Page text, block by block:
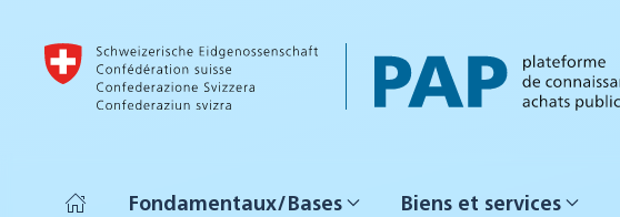
Accéder au contenu principal
Fondamentaux/Bases Biens et services